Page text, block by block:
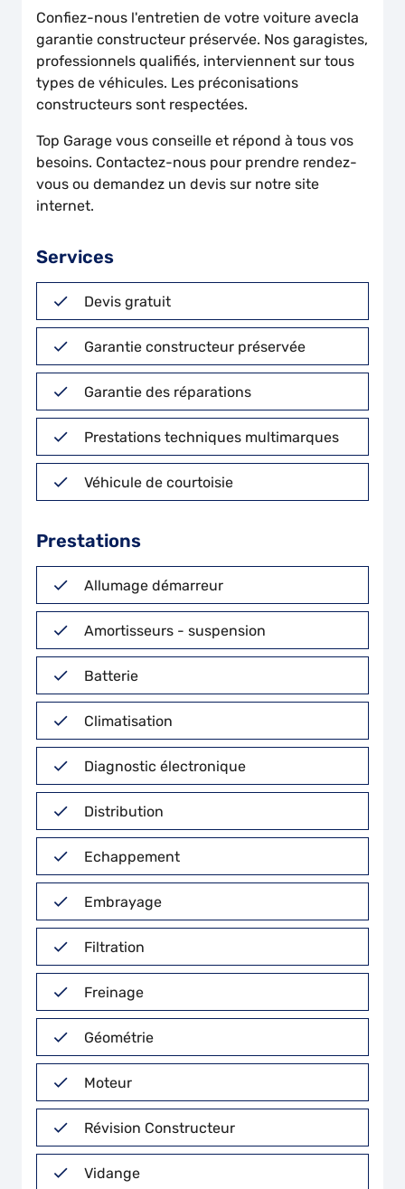
Confiez-nous l'entretien de votre voiture avecla
garantie constructeur préservée. Nos garagistes,
professionnels qualifiés, interviennent sur tous
types de véhicules. Les préconisations
constructeurs sont respectées.
Top Garage vous conseille et répond à tous vos
besoins. Contactez-nous pour prendre rendez-
vous ou demandez un devis sur notre site
internet.
Services
Devis gratuit
Garantie constructeur préservée
Garantie des réparations
Prestations techniques multimarques
Véhicule de courtoisie
Prestations
Allumage démarreur
Amortisseurs - suspension
Batterie
Climatisation
Diagnostic électronique
Distribution
Echappement
Embrayage
Filtration
Freinage
Géométrie
Moteur
Révision Constructeur
Vidange